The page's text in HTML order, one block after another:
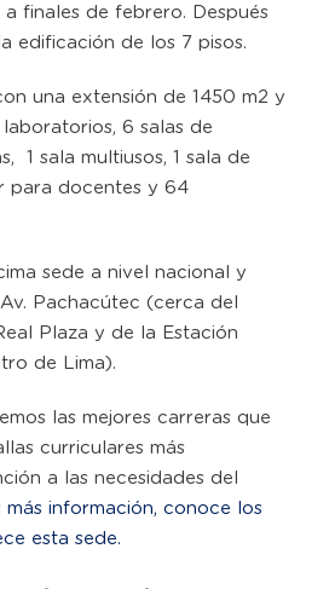
finales de febrero. Después
edificación de los 7 pisos.
una extensión de 1450 m2 y
6 salas de
1 sala multiusos, 1 sala de
para docentes y 64
sede a nivel nacional y
Pachacútec (cerca del
Plaza y de la Estación
de Lima).
las mejores carreras que
curriculares más
a las necesidades del
más información, conoce los
esta sede.